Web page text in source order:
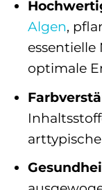
Algen,
essentielle
optimale